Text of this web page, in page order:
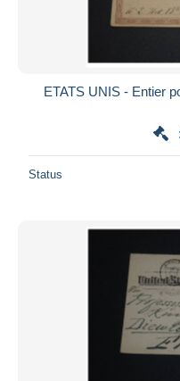
ETATS UNIS - Entier
Status